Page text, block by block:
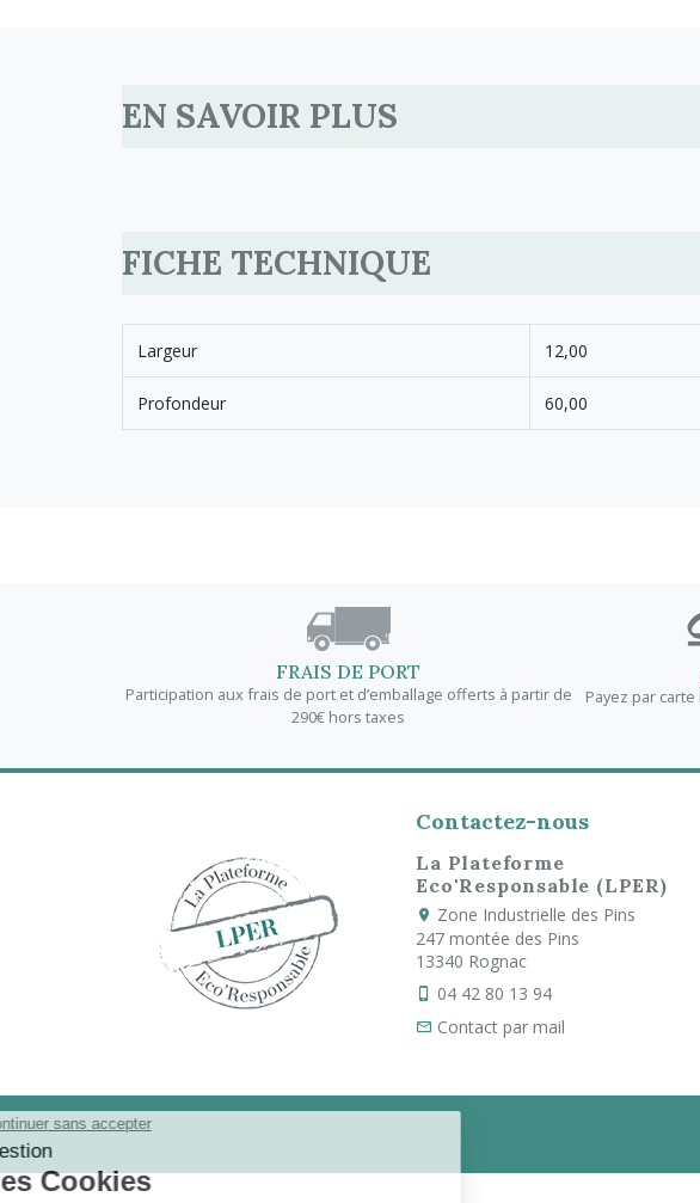
EN SAVOIR PLUS
FICHE TECHNIQUE
Largeur 12,00
Profondeur 60,00
FRAIS DE PORT
Participation aux frais de port et d’emballage offerts à partir de
290€ hors taxes
Payez par
Contactez-nous
La Plateforme
Eco'Responsable (LPER)
Zone Industrielle des Pins
247 montée des Pins
13340 Rognac
04 42 80 13 94
Contact par mail